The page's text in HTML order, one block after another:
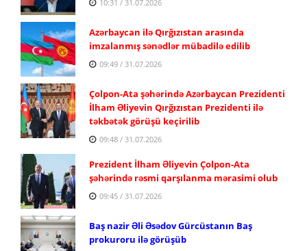
10:31 / 31.07.2026
Azərbaycan ilə Qırğızıstan arasında
imzalanmış sənədlər mübadilə edilib
09:49 / 31.07.2026
Çolpon-Ata şəhərində Azərbaycan Prezidenti
İlham Əliyevin Qırğızıstan Prezidenti ilə
təkbətək görüşü keçirilib
09:48 / 31.07.2026
Prezident İlham Əliyevin Çolpon-Ata
şəhərində rəsmi qarşılanma mərasimi olub
09:45 / 31.07.2026
Baş nazir Əli Əsədov Gürcüstanın Baş
prokuroru ilə görüşüb